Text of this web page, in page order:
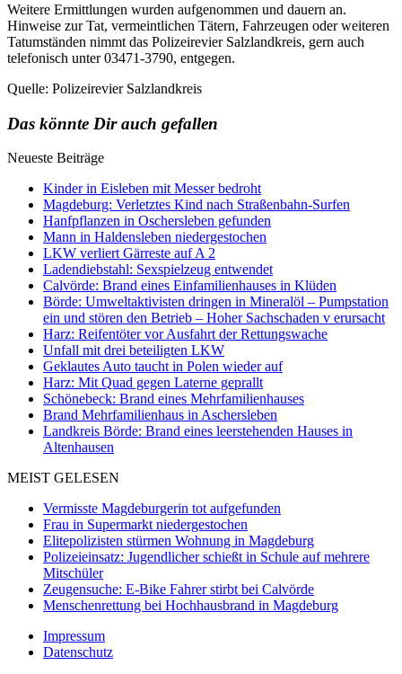
Weitere Ermittlungen wurden aufgenommen und dauern an.
Hinweise zur Tat, vermeintlichen Tätern, Fahrzeugen oder weiteren
Tatumständen nimmt das Polizeirevier Salzlandkreis, gern auch
telefonisch unter 03471-3790, entgegen.
Quelle: Polizeirevier Salzlandkreis
Das könnte Dir auch gefallen
Neueste Beiträge
Kinder in Eisleben mit Messer bedroht
Magdeburg: Verletztes Kind nach Straßenbahn-Surfen
Hanfpflanzen in Oschersleben gefunden
Mann in Haldensleben niedergestochen
LKW verliert Gärreste auf A 2
Ladendiebstahl: Sexspielzeug entwendet
Calvörde: Brand eines Einfamilienhauses in Klüden
Börde: Umweltaktivisten dringen in Mineralöl – Pumpstation
ein und stören den Betrieb – Hoher Sachschaden v erursacht
Harz: Reifentöter vor Ausfahrt der Rettungswache
Unfall mit drei beteiligten LKW
Geklautes Auto taucht in Polen wieder auf
Harz: Mit Quad gegen Laterne geprallt
Schönebeck: Brand eines Mehrfamilienhauses
Brand Mehrfamilienhaus in Aschersleben
Landkreis Börde: Brand eines leerstehenden Hauses in
Altenhausen
MEIST GELESEN
Vermisste Magdeburgerin tot aufgefunden
Frau in Supermarkt niedergestochen
Elitepolizisten stürmen Wohnung in Magdeburg
Polizeieinsatz: Jugendlicher schießt in Schule auf mehrere
Mitschüler
Zeugensuche: E-Bike Fahrer stirbt bei Calvörde
Menschenrettung bei Hochhausbrand in Magdeburg
Impressum
Datenschutz